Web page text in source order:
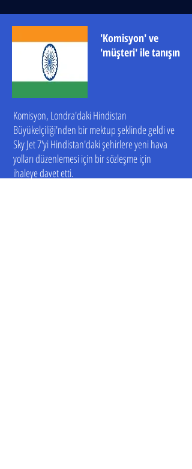
'Komisyon' ve
'müşteri' ile tanışın
Komisyon, Londra'daki Hindistan
Büyükelçiliği'nden bir mektup şeklinde geldi ve
Sky Jet 7'yi Hindistan'daki şehirlere yeni hava
yolları düzenlemesi için bir sözleşme için
ihaleye davet etti.